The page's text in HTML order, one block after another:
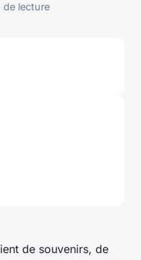
de lecture
de souvenirs, de